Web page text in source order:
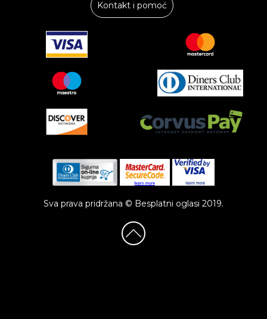
Kontakt i pomoć
Sva prava pridržana © Besplatni oglasi 2019.